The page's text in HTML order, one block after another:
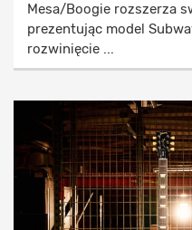
Mesa/Boogie rozszerza
prezentując model
rozwinięcie ...